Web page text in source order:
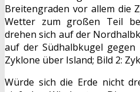
Breitengraden vor allem die
Wetter zum großen Teil
drehen sich auf der
auf der Südhalbkugel
Zyklone über Island; Bild 2:
Würde sich die Erde nicht